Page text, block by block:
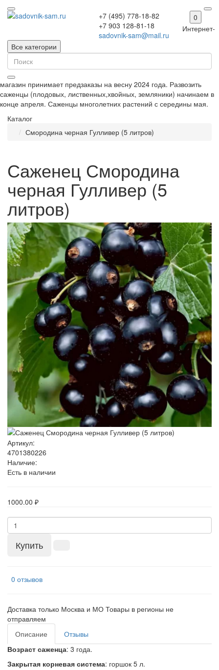
+7 (495) 778-18-82
+7 903 128-81-18
sadovnik-sam@mail.ru
0
Все категории
Интернет-
магазин принимает предзаказы на весну 2024 года. Развозить
саженцы (плодовых, лиственных,хвойных, земляники) начинаем в
конце апреля. Саженцы многолетних растений с середины мая.
Каталог
Смородина черная Гулливер (5 литров)
Саженец Смородина
черная Гулливер (5
литров)
Артикул:
4701380226
Наличие:
Есть в наличии
1000.00 ₽
Купить
0 отзывов
Доставка только Москва и МО Товары в регионы не
отправляем
Описание
Отзывы
Возраст саженца: 3 года.
Закрытая корневая система: горшок 5 л.